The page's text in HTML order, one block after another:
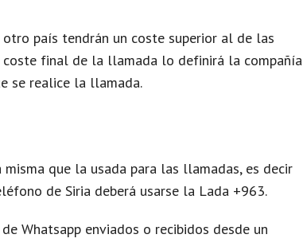
país tendrán un coste superior al de las
final de la llamada lo definirá la compañía
se realice la llamada.
misma que la usada para las llamadas, es decir
de Siria deberá usarse la Lada +963.
Whatsapp enviados o recibidos desde un